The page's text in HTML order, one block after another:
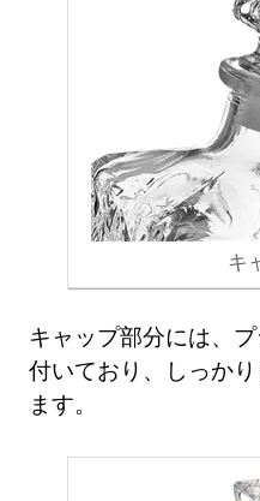
キ
キャップ部分には、
付いており、しっか
ます。